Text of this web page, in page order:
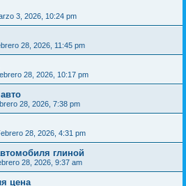
3, 2026, 10:24 pm
28, 2026, 11:45 pm
28, 2026, 10:17 pm
28, 2026, 7:38 pm
28, 2026, 4:31 pm
глиной
28, 2026, 9:37 am
цена